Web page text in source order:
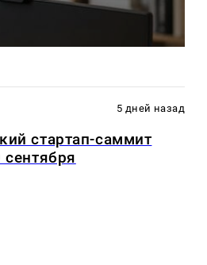
5 дней назад
стартап-саммит
сентября